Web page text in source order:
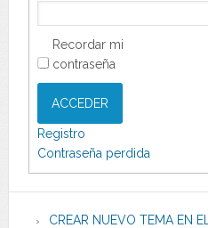
Recordar mi
contraseña
ACCEDER
Registro
Contraseña perdida
CREAR NUEVO TEMA EN